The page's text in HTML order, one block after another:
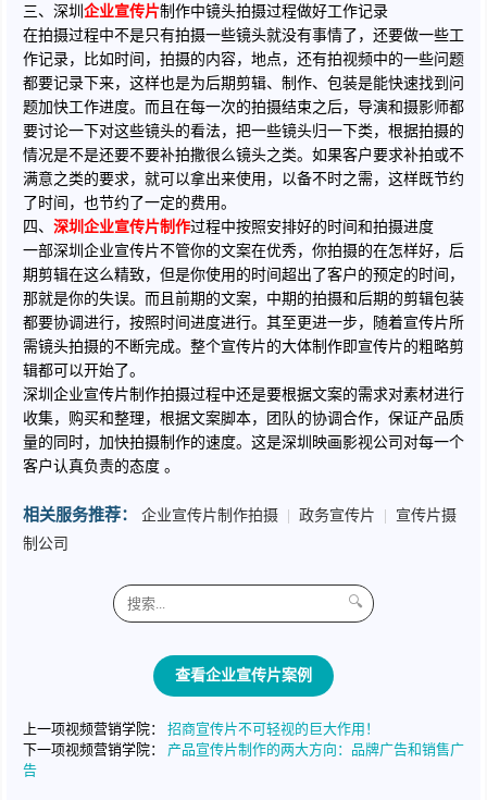
三、深圳 企业宣传片制作中镜头拍摄过程做好工作记录
在拍摄过程中不是只有拍摄一些镜头就没有事情了，还要做一些工
作记录，比如时间，拍摄的内容，地点，还有拍视频中的一些问题
都要记录下来，这样也是为后期剪辑、制作、包装是能快速找到问
题加快工作进度。而且在每一次的拍摄结束之后，导演和摄影师都
要讨论一下对这些镜头的看法，把一些镜头归一下类，根据拍摄的
情况是不是还要不要补拍撒很么镜头之类。如果客户要求补拍或不
满意之类的要求，就可以拿出来使用，以备不时之需，这样既节约
了时间，也节约了一定的费用。
四、 深圳企业宣传片制作过程中按照安排好的时间和拍摄进度
一部深圳企业宣传片不管你的文案在优秀，你拍摄的在怎样好，后
期剪辑在这么精致，但是你使用的时间超出了客户的预定的时间，
那就是你的失误。而且前期的文案，中期的拍摄和后期的剪辑包装
都要协调进行，按照时间进度进行。其至更进一步，随着宣传片所
需镜头拍摄的不断完成。整个宣传片的大体制作即宣传片的粗略剪
辑都可以开始了。
深圳企业宣传片制作拍摄过程中还是要根据文案的需求对素材进行
收集，购买和整理，根据文案脚本，团队的协调合作，保证产品质
量的同时，加快拍摄制作的速度。这是深圳映画影视公司对每一个
客户认真负责的态度 。
相关服务推荐： 企业宣传片制作拍摄 政务宣传片
宣传片摄
制公司
🔍
查看企业宣传片案例
上一项视频营销学院： 招商宣传片不可轻视的巨大作用！
下一项视频营销学院： 产品宣传片制作的两大方向：品牌广告和销售广
告